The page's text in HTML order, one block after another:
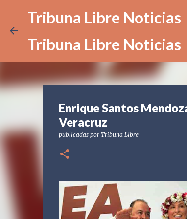
Tribuna Libre Noticias
Tribuna Libre Noticias
Enrique Santos
Veracruz
publicadas por Tribuna Libre